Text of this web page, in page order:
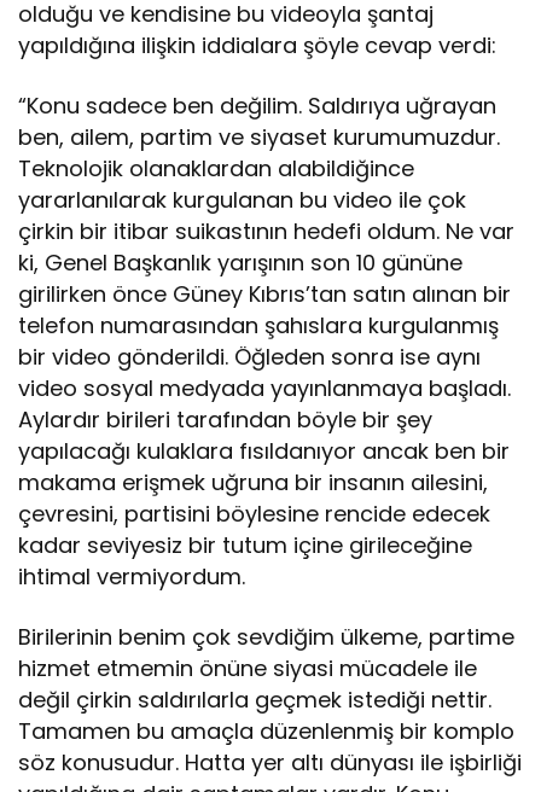
olduğu ve kendisine bu videoyla şantaj
yapıldığına ilişkin iddialara şöyle cevap verdi:
“Konu sadece ben değilim. Saldırıya uğrayan
ben, ailem, partim ve siyaset kurumumuzdur.
Teknolojik olanaklardan alabildiğince
yararlanılarak kurgulanan bu video ile çok
çirkin bir itibar suikastının hedefi oldum. Ne var
ki, Genel Başkanlık yarışının son 10 gününe
girilirken önce Güney Kıbrıs’tan satın alınan bir
telefon numarasından şahıslara kurgulanmış
bir video gönderildi. Öğleden sonra ise aynı
video sosyal medyada yayınlanmaya başladı.
Aylardır birileri tarafından böyle bir şey
yapılacağı kulaklara fısıldanıyor ancak ben bir
makama erişmek uğruna bir insanın ailesini,
çevresini, partisini böylesine rencide edecek
kadar seviyesiz bir tutum içine girileceğine
ihtimal vermiyordum.
Birilerinin benim çok sevdiğim ülkeme, partime
hizmet etmemin önüne siyasi mücadele ile
değil çirkin saldırılarla geçmek istediği nettir.
Tamamen bu amaçla düzenlenmiş bir komplo
söz konusudur. Hatta yer altı dünyası ile işbirliği